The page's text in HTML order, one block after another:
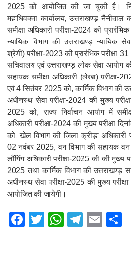
2025 को आयोजित की जा चुकी है।
महाधिवक्ता कार्यालय, उत्तराखण्ड़ नैनीताल
समीक्षा अधिकारी परीक्षा-2024 की
न्यायिक विभाग की उत्तराखण्ड़ न्यायिक
श्रेणी) परीक्षा-2023 की प्रारंभिक परीक्षा
सचिवालय एवं उत्तराखण्ड़ लोक सेवा आयोग
सहायक समीक्षा अधिकारी (लेखा) परीक्षा-
एवं 4 सितंबर 2025 को, कार्मिक विभाग की
अधीनस्थ सेवा परीक्षा-2024 की मुख्य
2025 को, राज्य निर्वाचन आयोग में
अधिकारी परीक्षा-2024 की मुख्य परीक्षा
को, खेल विभाग की जिला क्रीड़ा अधिकारी
02 नवंबर 2025, वन विभाग की सहायक वन
लौंगिंग अधिकारी परीक्षा-2025 की की मुख्य
2025 तथा कार्मिक विभाग की उत्तराखण्ड़
अधीनस्थ सेवा परीक्षा-2025 की मुख्य
आयोजित की जायेगी।
F
T
W
T
E